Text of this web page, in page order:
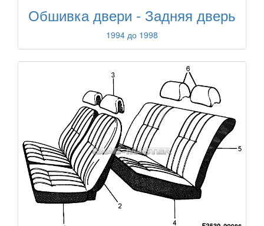
Обшивка двери - Задняя дверь
1994 до 1998